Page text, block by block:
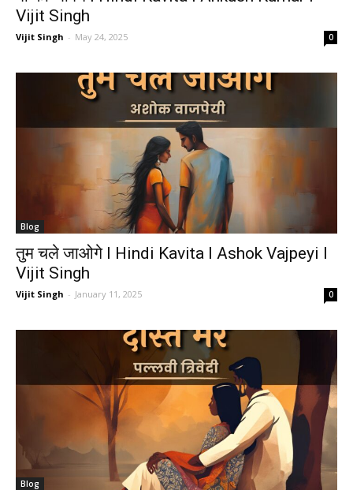
Vijit Singh
Vijit Singh - May 24, 2025 0
Blog
तुम चले जाओगे I Hindi Kavita I Ashok Vajpeyi I
Vijit Singh
Vijit Singh - January 11, 2025 0
Blog